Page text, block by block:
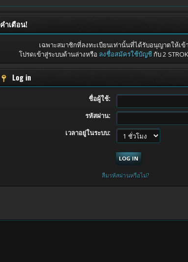
คำเตือน!
เฉพาะสมาชิกที่ลงทะเบียนเท่านั้นที่ได้รับอนุญาตให้เข้
โปรดเข้าสู่ระบบด้านล่างหรือ ลงชื่อสมัครใช้บัญชีกับ 2
Log in
ชื่อผู้ใช้:
รหัสผ่าน:
เวลาอยู่ในระบบ:
ลืมรหัสผ่านหรือไม่?